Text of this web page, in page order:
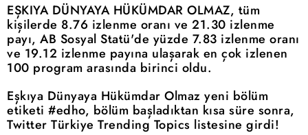
EŞKIYA DÜNYAYA HÜKÜMDAR OLMAZ, tüm
kişilerde 8.76 izlenme oranı ve 21.30 izlenme
payı, AB Sosyal Statü'de yüzde 7.83 izlenme oranı
ve 19.12 izlenme payına ulaşarak en çok izlenen
100 program arasında birinci oldu.
Eşkıya Dünyaya Hükümdar Olmaz yeni bölüm
etiketi #edho, bölüm başladıktan kısa süre sonra,
Twitter Türkiye Trending Topics listesine girdi!